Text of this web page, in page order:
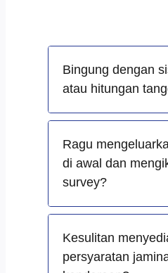
Bingung dengan
atau hitungan
Ragu
di awal dan
survey?
Kesulitan
persyaratan